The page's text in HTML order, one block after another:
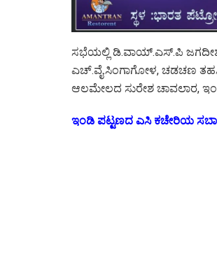
ಸಭೆಯಲ್ಲಿ ಡಿ.ವಾಯ್.ಎಸ್.ಪಿ
ಎಚ್.ವೈ.ಸಿಂಗಾಗೋಳ, ಚಡಚಣ
ಆಲಮೇಲದ ಸುರೇಶ ಚಾವಲಾರ,
ಇಂಡಿ ಪಟ್ಟಣದ ಎಸಿ ಕಚೇರಿಯ